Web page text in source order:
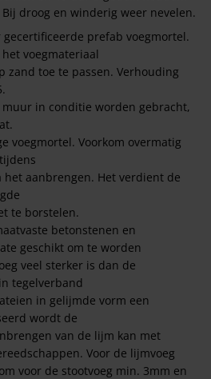
droog en winderig weer nevelen.
gecertificeerde prefab voegmortel.
voegmateriaal
zand toe te passen. Verhouding
muur in conditie worden gebracht,
voegmortel. Voorkom overmatig
aanbrengen. Het verdient de
te borstelen.
betonstenen en
geschikt om te worden
veel sterker is dan de
tegelverband
in gelijmde vorm een
wordt de
van de lijm kan met
Voor de lijmvoeg
voor de stootvoeg min. 3mm en